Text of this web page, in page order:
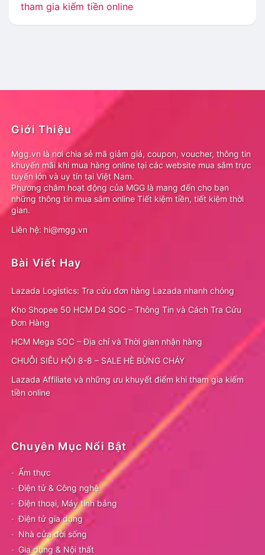
tham gia kiếm tiền online
Giới Thiệu
Mgg.vn là nơi chia sẻ mã giảm giá, coupon, voucher, thông tin
khuyến mãi khi mua hàng online tại các website mua sắm trực
tuyến lớn và uy tín tại Việt Nam.
Phương châm hoạt động của MGG là mang đến cho bạn
những thông tin mua sắm online Tiết kiệm tiền, tiết kiệm thời
gian.
Liên hệ: hi@mgg.vn
Bài Viết Hay
Lazada Logistics: Tra cứu đơn hàng Lazada nhanh chóng
Kho Shopee 50 HCM D4 SOC – Thông Tin và Cách Tra Cứu
Đơn Hàng
HCM Mega SOC – Địa chỉ và Thời gian nhận hàng
CHUỖI SIÊU HỘI 8-8 – SALE HÈ BÙNG CHÁY
Lazada Affiliate và những ưu khuyết điểm khi tham gia kiếm
tiền online
Chuyên Mục Nổi Bật
Ẩm thực
Điện tử & Công nghệ
Điện thoại, Máy tính bảng
Điện tử gia dụng
Nhà cửa đời sống
Gia dụng & Nội thất